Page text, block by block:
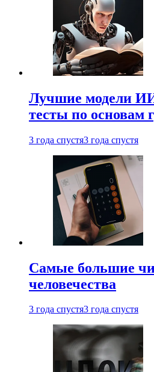
Лучшие модели
тесты по основам
3 года спустя3 года спустя
Самые большие
человечества
3 года спустя3 года спустя